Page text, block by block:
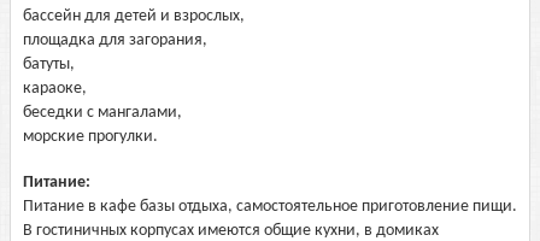
бассейн для детей и взрослых,
площадка для загорания,
батуты,
караоке,
беседки с мангалами,
морские прогулки.
Питание:
Питание в кафе базы отдыха, самостоятельное приготовление пищи.
В гостиничных корпусах имеются общие кухни, в домиках